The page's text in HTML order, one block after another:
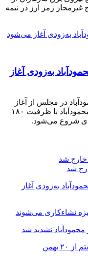
استخراج غیرمجاز رمز ارز در نیمه
مگاواتی محمودآباد به‌زودی آغاز
در مجلس از آغاز
اجرای فاز نخست نیروگاه ۵۰۰ مگاواتی محمودآباد با ظرفیت ۱۸۰
شروع می‌شود.
مگاواتی محمودآباد به‌زودی آغاز
تشدید شد
بهمن